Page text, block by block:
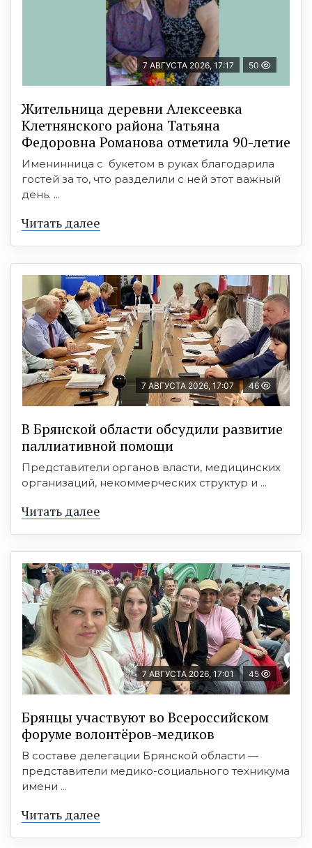
7 АВГУСТА 2026, 17:17 50
Жительница деревни Алексеевка
Клетнянского района Татьяна
Федоровна Романова отметила 90-летие
Именинница с букетом в руках благодарила
гостей за то, что разделили с ней этот важный
день. ...
Читать далее
7 АВГУСТА 2026, 17:07 46
В Брянской области обсудили развитие
паллиативной помощи
Представители органов власти, медицинских
организаций, некоммерческих структур и ...
Читать далее
7 АВГУСТА 2026, 17:01 45
Брянцы участвуют во Всероссийском
форуме волонтёров-медиков
В составе делегации Брянской области —
представители медико-социального техникума
имени ...
Читать далее